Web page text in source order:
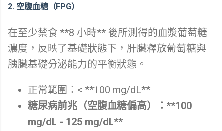
2. 空腹血糖（FPG）
在至少禁食 **8 小時** 後所測得的血漿葡萄糖
濃度，反映了基礎狀態下，肝臟釋放葡萄糖與
胰臟基礎分泌能力的平衡狀態。
正常範圍：< **100 mg/dL**
糖尿病前兆（空腹血糖偏高）：**100
mg/dL - 125 mg/dL**